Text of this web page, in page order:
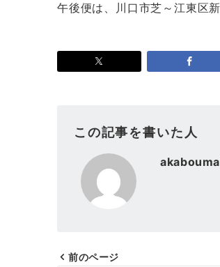
午後便は、川口市芝～江東区
この記事を書いた人
前のページ